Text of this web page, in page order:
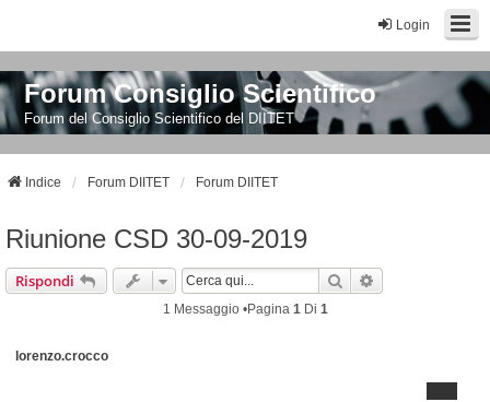
Login
Forum Consiglio Scientifico
Forum del Consiglio Scientifico del DIITET
Indice Forum DIITET Forum DIITET
Riunione CSD 30-09-2019
Rispondi Cerca
1 Messaggio •Pagina 1Di 1
lorenzo.crocco